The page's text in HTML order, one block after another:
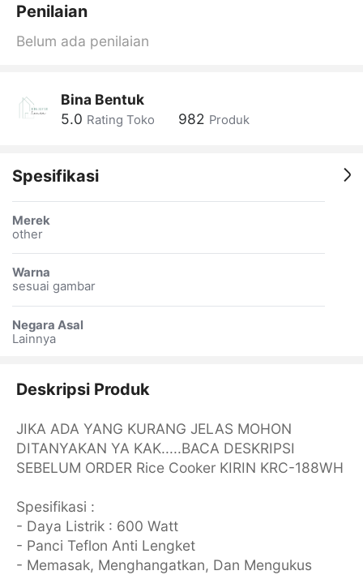
Penilaian
Belum ada penilaian
Bina Bentuk
5.0 Rating Toko 982 Produk
Spesifikasi
Merek
other
Warna
sesuai gambar
Negara Asal
Lainnya
Deskripsi Produk
JIKA ADA YANG KURANG JELAS MOHON
DITANYAKAN YA KAK.....BACA DESKRIPSI
SEBELUM ORDER Rice Cooker KIRIN KRC-188WH
Spesifikasi :
- Daya Listrik : 600 Watt
- Panci Teflon Anti Lengket
- Memasak, Menghangatkan, Dan Mengukus